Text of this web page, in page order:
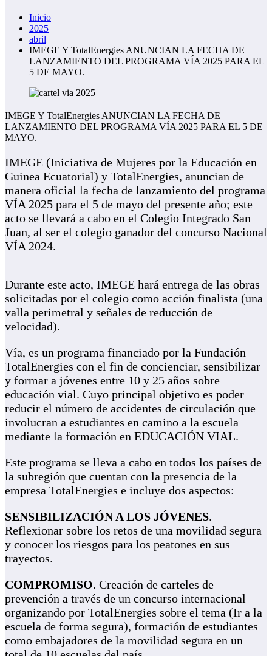
Inicio
2025
abril
IMEGE Y TotalEnergies ANUNCIAN LA FECHA DE
LANZAMIENTO DEL PROGRAMA VÍA 2025 PARA EL
5 DE MAYO.
IMEGE Y TotalEnergies ANUNCIAN LA FECHA DE
LANZAMIENTO DEL PROGRAMA VÍA 2025 PARA EL 5 DE
MAYO.
IMEGE (Iniciativa de Mujeres por la Educación en
Guinea Ecuatorial) y TotalEnergies, anuncian de
manera oficial la fecha de lanzamiento del programa
VÍA 2025 para el 5 de mayo del presente año; este
acto se llevará a cabo en el Colegio Integrado San
Juan, al ser el colegio ganador del concurso Nacional
VÍA 2024.
Durante este acto, IMEGE hará entrega de las obras
solicitadas por el colegio como acción finalista (una
valla perimetral y señales de reducción de
velocidad).
Vía, es un programa financiado por la Fundación
TotalEnergies con el fin de concienciar, sensibilizar
y formar a jóvenes entre 10 y 25 años sobre
educación vial. Cuyo principal objetivo es poder
reducir el número de accidentes de circulación que
involucran a estudiantes en camino a la escuela
mediante la formación en EDUCACIÓN VIAL.
Este programa se lleva a cabo en todos los países de
la subregión que cuentan con la presencia de la
empresa TotalEnergies e incluye dos aspectos:
SENSIBILIZACIÓN A LOS JÓVENES.
Reflexionar sobre los retos de una movilidad segura
y conocer los riesgos para los peatones en sus
trayectos.
COMPROMISO. Creación de carteles de
prevención a través de un concurso internacional
organizando por TotalEnergies sobre el tema (Ir a la
escuela de forma segura), formación de estudiantes
como embajadores de la movilidad segura en un